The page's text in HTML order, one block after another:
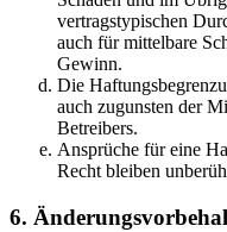
vertragstypischen
auch für mittelbare
Gewinn.
Die
auch zugunsten der
Betreibers.
Ansprüche für eine
Recht bleiben
6.